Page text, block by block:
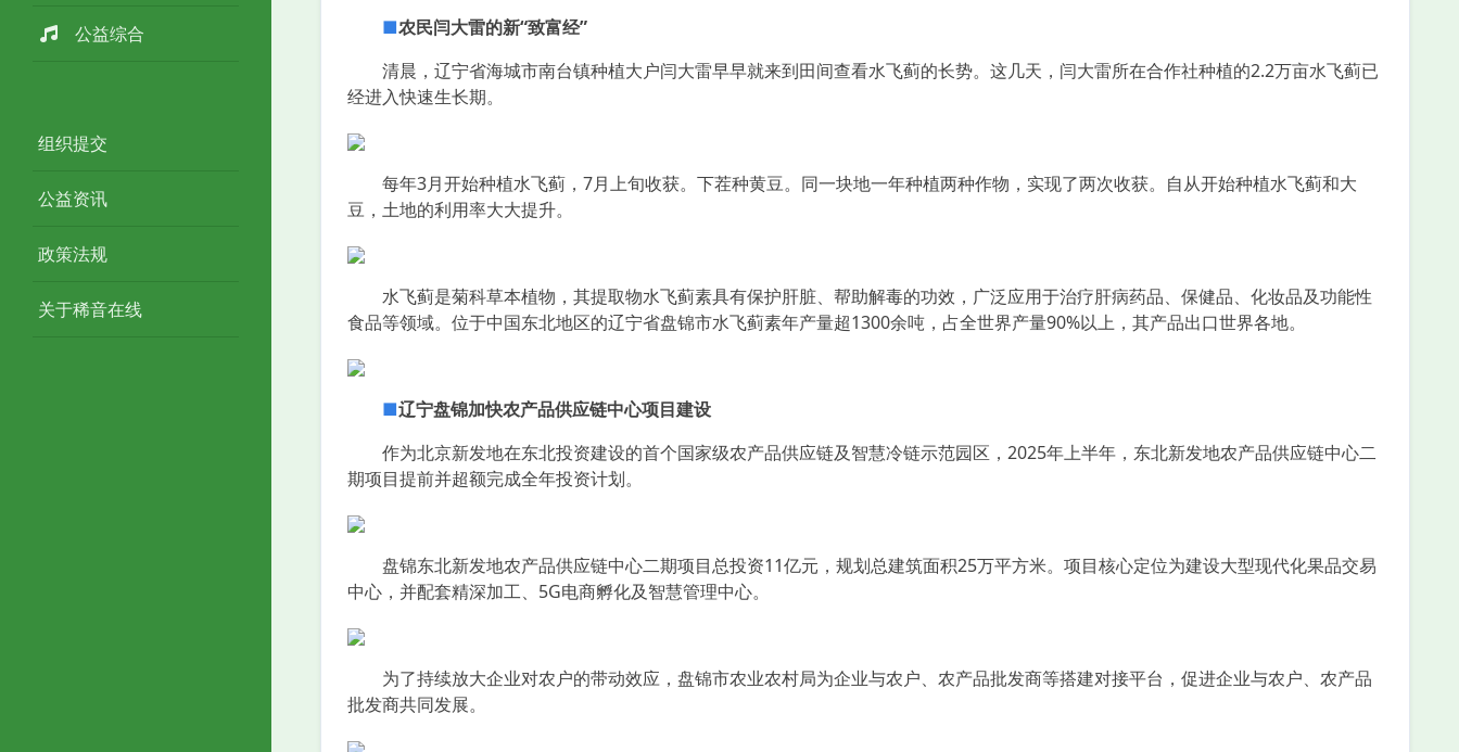
公益综合
组织提交
公益资讯
政策法规
关于稀音在线
■农民闫大雷的新“致富经”
清晨，辽宁省海城市南台镇种植大户闫大雷早早就来到田间查看水飞蓟的长势。这几天，闫大雷所在合作社种植的2.2万亩水飞蓟已
经进入快速生长期。
每年3月开始种植水飞蓟，7月上旬收获。下茬种黄豆。同一块地一年种植两种作物，实现了两次收获。自从开始种植水飞蓟和大
豆，土地的利用率大大提升。
水飞蓟是菊科草本植物，其提取物水飞蓟素具有保护肝脏、帮助解毒的功效，广泛应用于治疗肝病药品、保健品、化妆品及功能性
食品等领域。位于中国东北地区的辽宁省盘锦市水飞蓟素年产量超1300余吨，占全世界产量90%以上，其产品出口世界各地。
■辽宁盘锦加快农产品供应链中心项目建设
作为北京新发地在东北投资建设的首个国家级农产品供应链及智慧冷链示范园区，2025年上半年，东北新发地农产品供应链中心二
期项目提前并超额完成全年投资计划。
盘锦东北新发地农产品供应链中心二期项目总投资11亿元，规划总建筑面积25万平方米。项目核心定位为建设大型现代化果品交易
中心，并配套精深加工、5G电商孵化及智慧管理中心。
为了持续放大企业对农户的带动效应，盘锦市农业农村局为企业与农户、农产品批发商等搭建对接平台，促进企业与农户、农产品
批发商共同发展。